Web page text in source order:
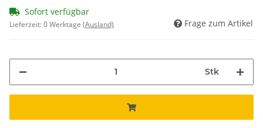
Sofort verfügbar
Lieferzeit:0 Werktage (Ausland) Frage zum Artikel
Stk